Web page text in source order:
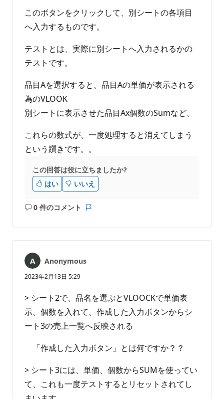
このボタンをクリックして、別シートの各項目
へ入力するものです。
テストとは、実際に別シートへ入力されるかの
テストです。
品目Aを選択すると、品目Aの単価が表示される
為のVLOOK
別シートに表示させた品目Ax個数のSumなど、
これらの数式が、一度処理すると消えてしまう
という躓きです。。
この回答は役に立ちましたか?
はい
いいえ
0 件のコメント
コ
ト
あ
り
せ
ん
ト
Anonymous
2023年2月13日 5:29
> シート2で、品名を選ぶとVLOOCKで単価表
示、個数を入れて、作成した入力ボタンからシ
ート3の売上一覧へ反映される
「作成した入力ボタン」とは何ですか？？
> シート3には、単価、個数からSUMを使ってい
て、これも一度テストするとリセットされてし